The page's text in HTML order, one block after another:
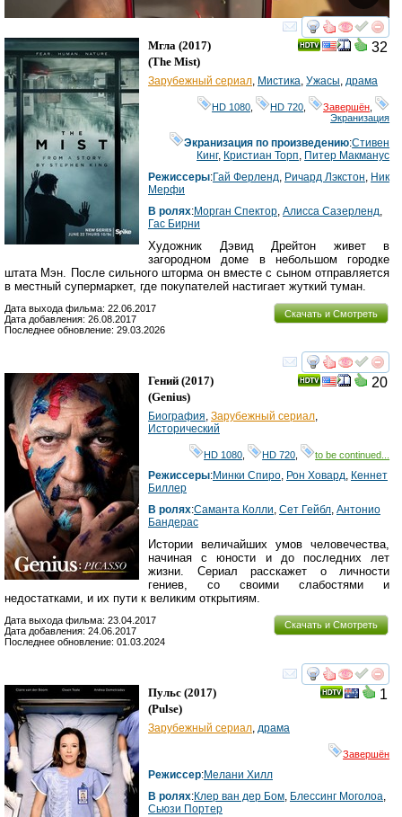
смотреть
32
Мгла (2017)
(The Mist)
Зарубежный сериал, Мистика, Ужасы, драма
HD 1080 HD 720 Завершён
Экранизация
Экранизация по произведению:Стивен
Кинг, Кристиан Торп, Питер Макманус
Режиссеры:Гай Ферленд, Ричард Лэкстон, Ник
Мерфи
В ролях:Морган Спектор, Алисса Сазерленд,
Гас Бирни
Художник Дэвид Дрейтон живет в
загородном доме в небольшом городке
штата Мэн. После сильного шторма он вместе с сыном отправляется
в местный супермаркет, где покупателей настигает жуткий туман.
Скачать и Смотреть
Дата выхода фильма: 22.06.2017
Дата добавления: 26.08.2017
Последнее обновление: 29.03.2026
смотреть
20
Гений (2017)
(Genius)
Биография, Зарубежный сериал,
Исторический
HD 1080 HD 720 to be continued...
Режиссеры:Минки Спиро, Рон Ховард, Кеннет
Биллер
В ролях:Саманта Колли, Сет Гейбл, Антонио
Бандерас
Истории величайших умов человечества,
начиная с юности и до последних лет
жизни. Сериал расскажет о личности
гениев, со своими слабостями и
недостатками, и их пути к великим открытиям.
Скачать и Смотреть
Дата выхода фильма: 23.04.2017
Дата добавления: 24.06.2017
Последнее обновление: 01.03.2024
смотреть
1
Пульс (2017)
(Pulse)
Зарубежный сериал, драма
Завершён
Режиссер:Мелани Хилл
В ролях:Клер ван дер Бом, Блессинг Моголоа,
Сьюзи Портер